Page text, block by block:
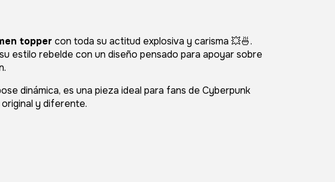
topper con toda su actitud explosiva y carisma 💥🍜.
estilo rebelde con un diseño pensado para apoyar sobre
dinámica, es una pieza ideal para fans de Cyberpunk
y diferente.